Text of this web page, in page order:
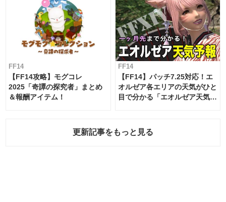
FF14
【FF14攻略】モグコレ
2025「奇譚の探究者」まとめ
＆報酬アイテム！
FF14
【FF14】パッチ7.25対応！エ
オルゼア各エリアの天気がひと
目で分かる「エオルゼア天気予
更新記事をもっと見る